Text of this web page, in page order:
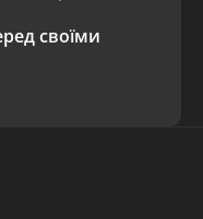
своїми